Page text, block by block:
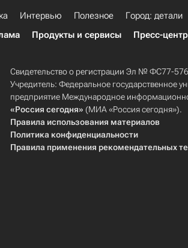
Интервью Полезное Город: детали
Продукты и сервисы Пресс-центр
Свидетельство о регистрации Эл № ФС77-
Учредитель: Федеральное государственное
предприятие Международное
«Россия сегодня» (МИА «Россия сегодня»).
Правила использования материалов
Политика конфиденциальности
Правила применения рекомендательных